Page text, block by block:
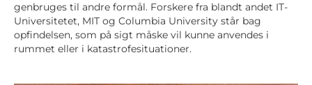
genbruges til andre formål. Forskere fra blandt andet IT-
Universitetet, MIT og Columbia University står bag
opfindelsen, som på sigt måske vil kunne anvendes i
rummet eller i katastrofesituationer.